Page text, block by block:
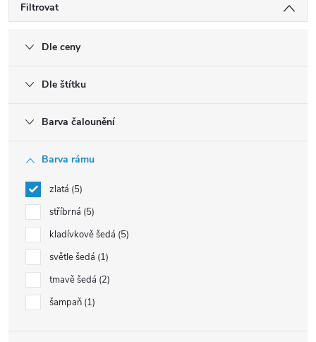
Filtrovat
Dle ceny
Dle štítku
Barva čalounění
Barva rámu
zlatá 5
stříbrná 5
kladívkově šedá 5
světle šedá 1
tmavě šedá 2
šampaň 1